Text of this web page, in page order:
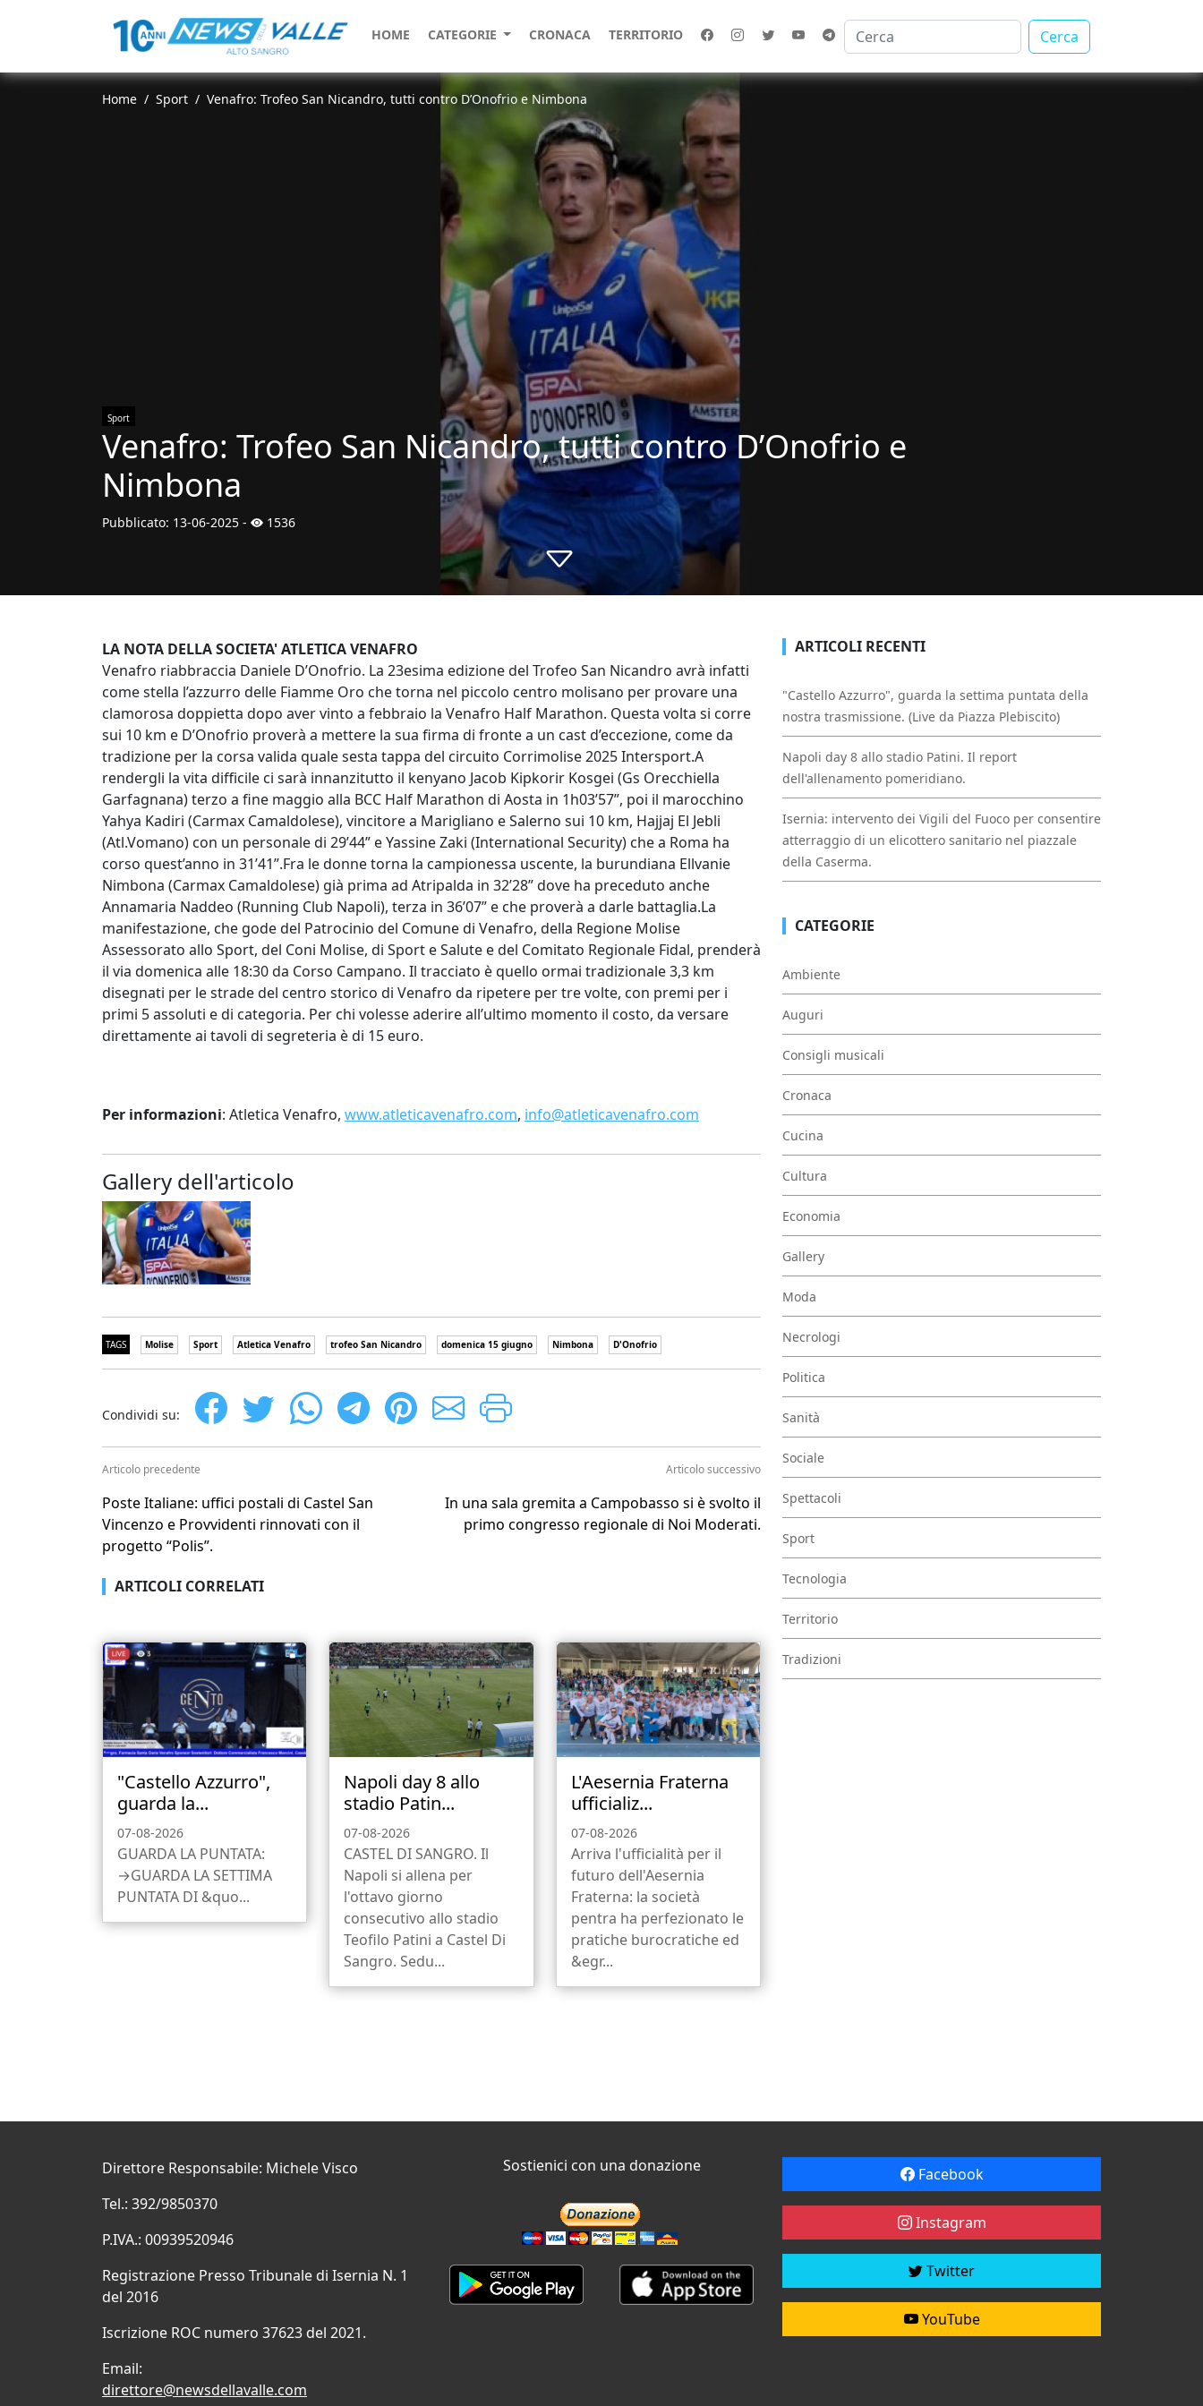
HOME CATEGORIE CRONACA TERRITORIO Cerca
Home Sport Venafro: Trofeo San Nicandro, tutti contro D’Onofrio e Nimbona
Sport
Venafro: Trofeo San Nicandro, tutti contro D’Onofrio e
Nimbona
Pubblicato: 13-06-2025 - 1536
LA NOTA DELLA SOCIETA' ATLETICA VENAFRO
Venafro riabbraccia Daniele D’Onofrio. La 23esima edizione del Trofeo San Nicandro avrà infatti
come stella l’azzurro delle Fiamme Oro che torna nel piccolo centro molisano per provare una
clamorosa doppietta dopo aver vinto a febbraio la Venafro Half Marathon. Questa volta si corre
sui 10 km e D’Onofrio proverà a mettere la sua firma di fronte a un cast d’eccezione, come da
tradizione per la corsa valida quale sesta tappa del circuito Corrimolise 2025 Intersport.A
rendergli la vita difficile ci sarà innanzitutto il kenyano Jacob Kipkorir Kosgei (Gs Orecchiella
Garfagnana) terzo a fine maggio alla BCC Half Marathon di Aosta in 1h03’57”, poi il marocchino
Yahya Kadiri (Carmax Camaldolese), vincitore a Marigliano e Salerno sui 10 km, Hajjaj El Jebli
(Atl.Vomano) con un personale di 29’44” e Yassine Zaki (International Security) che a Roma ha
corso quest’anno in 31’41”.Fra le donne torna la campionessa uscente, la burundiana Ellvanie
Nimbona (Carmax Camaldolese) già prima ad Atripalda in 32’28” dove ha preceduto anche
Annamaria Naddeo (Running Club Napoli), terza in 36’07” e che proverà a darle battaglia.La
manifestazione, che gode del Patrocinio del Comune di Venafro, della Regione Molise
Assessorato allo Sport, del Coni Molise, di Sport e Salute e del Comitato Regionale Fidal, prenderà
il via domenica alle 18:30 da Corso Campano. Il tracciato è quello ormai tradizionale 3,3 km
disegnati per le strade del centro storico di Venafro da ripetere per tre volte, con premi per i
primi 5 assoluti e di categoria. Per chi volesse aderire all’ultimo momento il costo, da versare
direttamente ai tavoli di segreteria è di 15 euro.
Per informazioni: Atletica Venafro, www.atleticavenafro.com, info@atleticavenafro.com
Gallery dell'articolo
TAGS Molise Sport Atletica Venafro trofeo San Nicandro domenica 15 giugno Nimbona D'Onofrio
Condividi su:
Articolo precedente
Poste Italiane: uffici postali di Castel San
Vincenzo e Provvidenti rinnovati con il
progetto “Polis”.
Articolo successivo
In una sala gremita a Campobasso si è svolto il
primo congresso regionale di Noi Moderati.
ARTICOLI CORRELATI
"Castello Azzurro",
guarda la...
07-08-2026
GUARDA LA PUNTATA:
→GUARDA LA SETTIMA
PUNTATA DI &quo...
Napoli day 8 allo
stadio Patin...
07-08-2026
CASTEL DI SANGRO. Il
Napoli si allena per
l'ottavo giorno
consecutivo allo stadio
Teofilo Patini a Castel Di
Sangro. Sedu...
L'Aesernia Fraterna
ufficializ...
07-08-2026
Arriva l'ufficialità per il
futuro dell'Aesernia
Fraterna: la società
pentra ha perfezionato le
pratiche burocratiche ed
&egr...
ARTICOLI RECENTI
"Castello Azzurro", guarda la settima puntata della
nostra trasmissione. (Live da Piazza Plebiscito)
Napoli day 8 allo stadio Patini. Il report
dell'allenamento pomeridiano.
Isernia: intervento dei Vigili del Fuoco per consentire
atterraggio di un elicottero sanitario nel piazzale
della Caserma.
CATEGORIE
Ambiente
Auguri
Consigli musicali
Cronaca
Cucina
Cultura
Economia
Gallery
Moda
Necrologi
Politica
Sanità
Sociale
Spettacoli
Sport
Tecnologia
Territorio
Tradizioni
Direttore Responsabile: Michele Visco
Tel.: 392/9850370
P.IVA.: 00939520946
Registrazione Presso Tribunale di Isernia N. 1
del 2016
Iscrizione ROC numero 37623 del 2021.
Email:
direttore@newsdellavalle.com
Sostienici con una donazione Facebook
Instagram
Twitter
YouTube